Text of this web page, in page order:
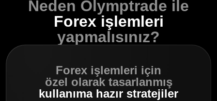
Neden Olymptrade ile
Forex işlemleri
yapmalısınız?
Forex işlemleri için
özel olarak tasarlanmış
kullanıma hazır stratejiler